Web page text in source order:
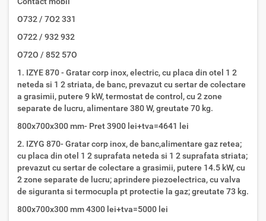
O732 / 7O2 331
O722 / 932 932
O72O / 852 57O
1. IZYE 870 - Gratar corp inox, electric, cu placa din otel 1 2
neteda si 1 2 striata, de banc, prevazut cu sertar de colectare
a grasimii, putere 9 kW, termostat de control, cu 2 zone
separate de lucru, alimentare 380 W, greutate 70 kg.
800x700x300 mm- Pret 3900 lei+tva=4641 lei
2. IZYG 870- Gratar corp inox, de banc,alimentare gaz retea;
cu placa din otel 1 2 suprafata neteda si 1 2 suprafata striata;
prevazut cu sertar de colectare a grasimii, putere 14.5 kW, cu
2 zone separate de lucru; aprindere piezoelectrica, cu valva
de siguranta si termocupla pt protectie la gaz; greutate 73 kg.
800x700x300 mm 4300 lei+tva=5000 lei